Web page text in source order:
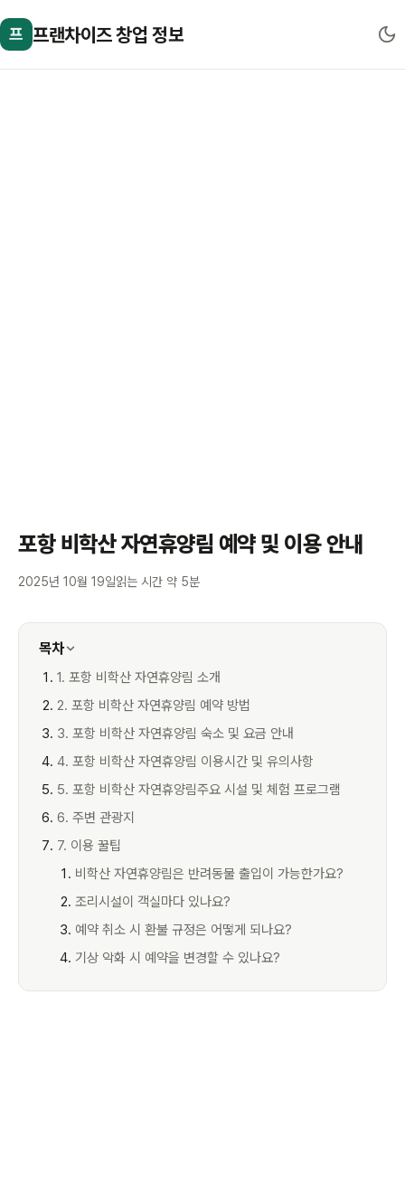
프 프랜차이즈 창업 정보
포항 비학산 자연휴양림 예약 및 이용 안내
2025년 10월 19일읽는 시간 약 5분
목차
1. 포항 비학산 자연휴양림 소개
2. 포항 비학산 자연휴양림 예약 방법
3. 포항 비학산 자연휴양림 숙소 및 요금 안내
4. 포항 비학산 자연휴양림 이용시간 및 유의사항
5. 포항 비학산 자연휴양림주요 시설 및 체험 프로그램
6. 주변 관광지
7. 이용 꿀팁
비학산 자연휴양림은 반려동물 출입이 가능한가요?
조리시설이 객실마다 있나요?
예약 취소 시 환불 규정은 어떻게 되나요?
기상 악화 시 예약을 변경할 수 있나요?